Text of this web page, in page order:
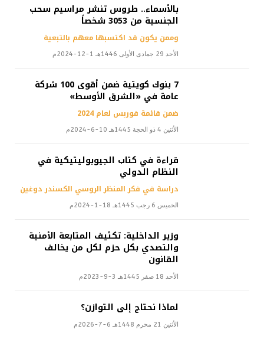
بالأسماء.. طروس تنشر مراسيم سحب
الجنسية من 3053 شخصاً
وممن يكون قد اكتسبها معهم بالتبعية
الأحد 29 جمادى الأولى 1446هـ 1-12-2024م
7 بنوك كويتية ضمن أقوى 100 شركة
عامة في «الشرق الأوسط»
ضمن قائمة فوربس لعام 2024
الأثنين 4 ذو الحجة 1445هـ 10-6-2024م
قراءة في كتاب الجيوبوليتيكية في
النظام الدولي
دراسة في فكر المنظر الروسي الكسندر دوغين
الخميس 6 رجب 1445هـ 18-1-2024م
وزير الداخلية: تكثيف المتابعة الأمنية
والتصدي بكل حزم لكل من يخالف
القانون
الأحد 18 صفر 1445هـ 3-9-2023م
لماذا نحتاج إلى التوازن؟
الأثنين 21 محرم 1448هـ 6-7-2026م